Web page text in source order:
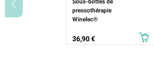
Sous-bottes de
pressothérapie
Winelec®
Prix
36,90 €